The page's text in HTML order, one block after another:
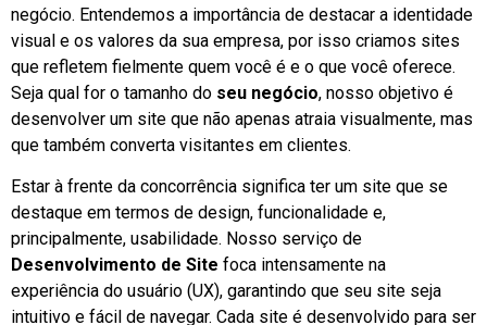
negócio. Entendemos a importância de destacar a identidade
visual e os valores da sua empresa, por isso criamos sites
que refletem fielmente quem você é e o que você oferece.
Seja qual for o tamanho do seu negócio, nosso objetivo é
desenvolver um site que não apenas atraia visualmente, mas
que também converta visitantes em clientes.
Estar à frente da concorrência significa ter um site que se
destaque em termos de design, funcionalidade e,
principalmente, usabilidade. Nosso serviço de
Desenvolvimento de Site foca intensamente na
experiência do usuário (UX), garantindo que seu site seja
intuitivo e fácil de navegar. Cada site é desenvolvido para ser